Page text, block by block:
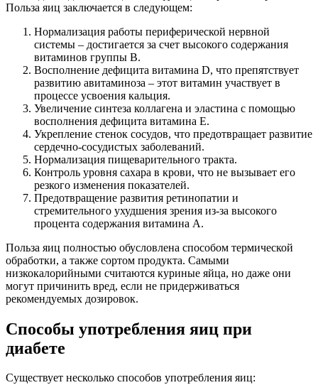
Польза яиц заключается в следующем:
Нормализация работы периферической нервной
системы – достигается за счет высокого содержания
витаминов группы В.
Восполнение дефицита витамина D, что препятствует
развитию авитаминоза – этот витамин участвует в
процессе усвоения кальция.
Увеличение синтеза коллагена и эластина с помощью
восполнения дефицита витамина Е.
Укрепление стенок сосудов, что предотвращает развитие
сердечно-сосудистых заболеваний.
Нормализация пищеварительного тракта.
Контроль уровня сахара в крови, что не вызывает его
резкого изменения показателей.
Предотвращение развития ретинопатии и
стремительного ухудшения зрения из-за высокого
процента содержания витамина А.
Польза яиц полностью обусловлена способом термической
обработки, а также сортом продукта. Самыми
низкокалорийными считаются куриные яйца, но даже они
могут причинить вред, если не придерживаться
рекомендуемых дозировок.
Способы употребления яиц при
диабете
Существует несколько способов употребления яиц: